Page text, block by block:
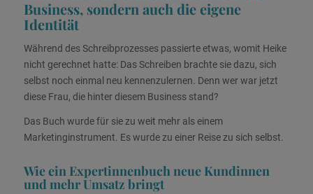
Business, sondern auch die eigene
Identität
Während des Schreibprozesses passierte etwas, womit Heike
nicht gerechnet hatte: Das Schreiben brachte sie dazu, sich
selbst noch einmal neu kennenzulernen. Denn wer war jetzt
diese Frau, die hinter diesem Business stand?
Das Buch wurde für sie zu weit mehr als einem
Marketinginstrument. Es wurde zu einer Reise zu sich selbst.
Wie ein Expertinnenbuch neue Kundinnen
und mehr Umsatz bringt